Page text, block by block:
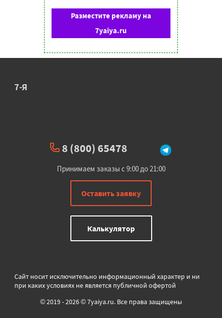
Разместите рекламу на
7yaiya.ru
7-Я
8 (800) 65478
Принимаем заказы с 9:00 до 21:00
Оставить заявку
Калькулятор
Сайт носит исключительно информационный характер и ни
при каких условиях не является публичной офертой
© 2019 - 2026 © 7yaiya.ru. Все права защищены